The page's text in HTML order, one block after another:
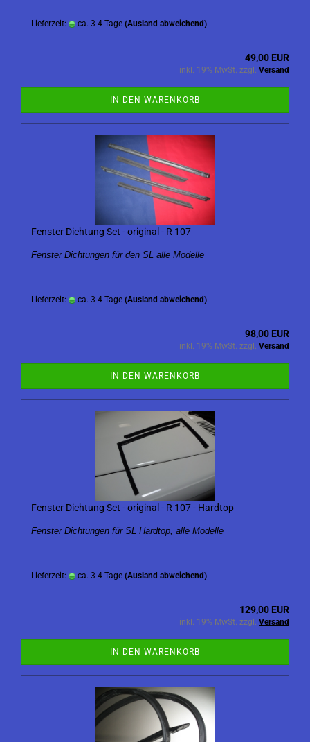
Lieferzeit: ca. 3-4 Tage (Ausland abweichend)
49,00 EUR
inkl. 19% MwSt. zzgl. Versand
IN DEN WARENKORB
Fenster Dichtung Set - original - R 107
Fenster Dichtungen für den SL alle Modelle
Lieferzeit: ca. 3-4 Tage (Ausland abweichend)
98,00 EUR
inkl. 19% MwSt. zzgl. Versand
IN DEN WARENKORB
Fenster Dichtung Set - original - R 107 - Hardtop
Fenster Dichtungen für SL Hardtop, alle Modelle
Lieferzeit: ca. 3-4 Tage (Ausland abweichend)
129,00 EUR
inkl. 19% MwSt. zzgl. Versand
IN DEN WARENKORB